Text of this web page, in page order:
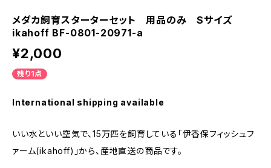
メダカ飼育スターターセット 用品のみ Sサイズ
ikahoff BF-0801-20971-a
¥2,000
残り1点
International shipping available
いい水といい空気で、15万匹を飼育している「伊香保フィッシュフ
ァーム(ikahoff)」から、産地直送の商品です。